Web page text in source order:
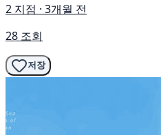
2 지점 · 3개월 전
28 조회
저장